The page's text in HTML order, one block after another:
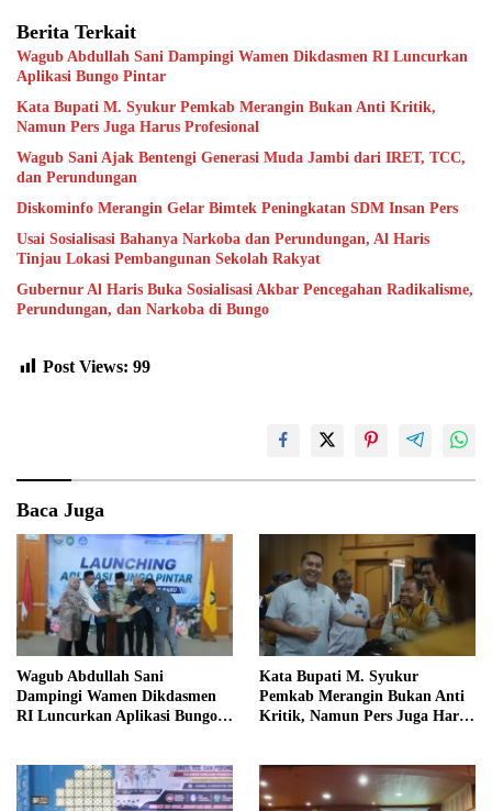
Berita Terkait
Wagub Abdullah Sani Dampingi Wamen Dikdasmen RI Luncurkan
Aplikasi Bungo Pintar
Kata Bupati M. Syukur Pemkab Merangin Bukan Anti Kritik,
Namun Pers Juga Harus Profesional
Wagub Sani Ajak Bentengi Generasi Muda Jambi dari IRET, TCC,
dan Perundungan
Diskominfo Merangin Gelar Bimtek Peningkatan SDM Insan Pers
Usai Sosialisasi Bahanya Narkoba dan Perundungan, Al Haris
Tinjau Lokasi Pembangunan Sekolah Rakyat
Gubernur Al Haris Buka Sosialisasi Akbar Pencegahan Radikalisme,
Perundungan, dan Narkoba di Bungo
Post Views: 99
Baca Juga
Wagub Abdullah Sani
Dampingi Wamen Dikdasmen
RI Luncurkan Aplikasi Bungo
Kata Bupati M. Syukur
Pemkab Merangin Bukan Anti
Kritik, Namun Pers Juga Harus